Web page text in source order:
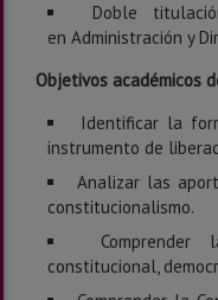
Doble
en Administración y
Objetivos académicos
Identificar la
instrumento de
Analizar las
constitucionalismo.
constitucional,